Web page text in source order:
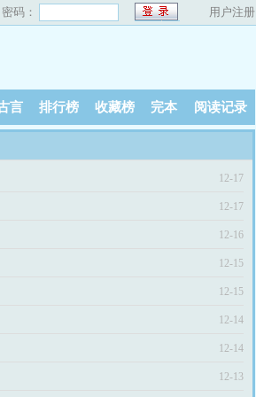
密码： 用户注册
言 排行榜 收藏榜 完本 阅读记录
12-17
12-17
12-16
12-15
12-15
12-14
12-14
12-13